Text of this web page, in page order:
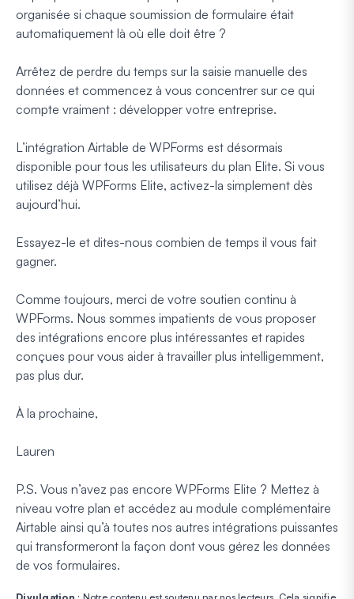
organisée si chaque soumission de formulaire était
automatiquement là où elle doit être ?
Arrêtez de perdre du temps sur la saisie manuelle des
données et commencez à vous concentrer sur ce qui
compte vraiment : développer votre entreprise.
L’intégration Airtable de WPForms est désormais
disponible pour tous les utilisateurs du plan Elite. Si vous
utilisez déjà WPForms Elite, activez-la simplement dès
aujourd’hui.
Essayez-le et dites-nous combien de temps il vous fait
gagner.
Comme toujours, merci de votre soutien continu à
WPForms. Nous sommes impatients de vous proposer
des intégrations encore plus intéressantes et rapides
conçues pour vous aider à travailler plus intelligemment,
pas plus dur.
À la prochaine,
Lauren
P.S. Vous n’avez pas encore WPForms Elite ? Mettez à
niveau votre plan et accédez au module complémentaire
Airtable ainsi qu’à toutes nos autres intégrations puissantes
qui transformeront la façon dont vous gérez les données
de vos formulaires.